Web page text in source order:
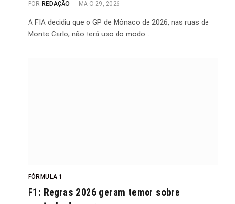
POR REDAÇÃO MAIO 29, 2026
A FIA decidiu que o GP de Mônaco de 2026, nas ruas de
Monte Carlo, não terá uso do modo…
FÓRMULA 1
F1: Regras 2026 geram temor sobre